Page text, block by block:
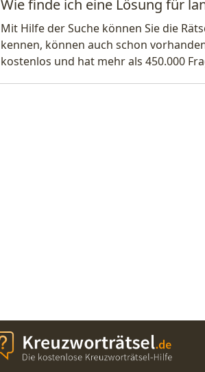
Wie finde ich eine Lösung für
Mit Hilfe der Suche können Sie die
kennen, können auch schon
kostenlos und hat mehr als 450.000